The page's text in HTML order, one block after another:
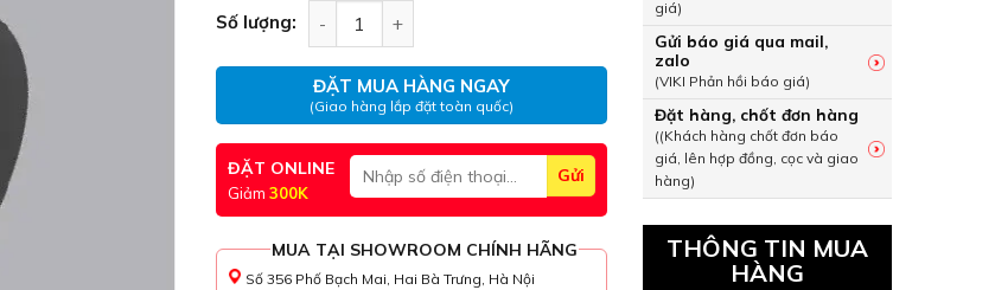
Số lượng: Đèn LED panel tròn viền đen gắn nổi 24W sáng trắng Nanoco NPL246RB số
ĐẶT MUA HÀNG NGAY
(Giao hàng lắp đặt toàn quốc)
ĐẶT ONLINE
Giảm 300K
MUA TẠI SHOWROOM CHÍNH HÃNG
Số 356 Phố Bạch Mai, Hai Bà Trưng, Hà Nội
giá)
Gửi báo giá qua mail,
zalo
(VIKI Phản hồi báo giá)
Đặt hàng, chốt đơn hàng
((Khách hàng chốt đơn báo
giá, lên hợp đồng, cọc và giao
hàng)
THÔNG TIN MUA
HÀNG